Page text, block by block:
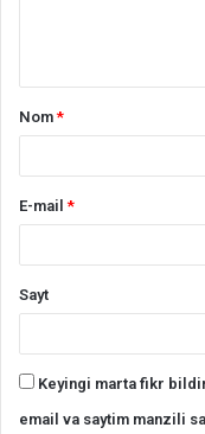
Nom*
E-mail*
Sayt
Keyingi marta fikr
email va saytim manzili